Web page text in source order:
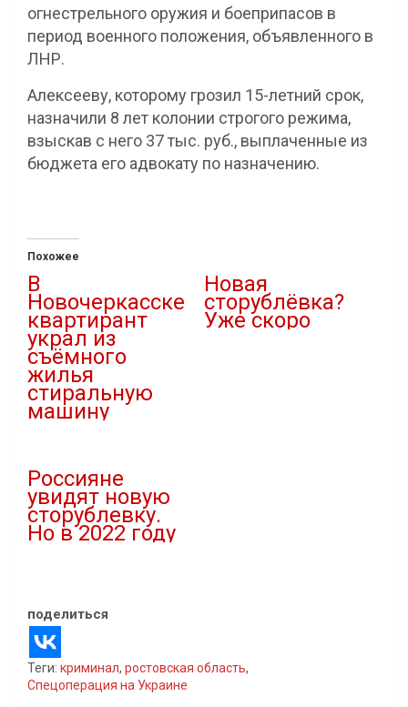
огнестрельного оружия и боеприпасов в
период военного положения, объявленного в
ЛНР.
Алексееву, которому грозил 15-летний срок,
назначили 8 лет колонии строгого режима,
взыскав с него 37 тыс. руб., выплаченные из
бюджета его адвокату по назначению.
Похожее
В
Новочеркасске
квартирант
украл из
съёмного
жилья
стиральную
машину
Новая
сторублёвка?
Уже скоро
Россияне
увидят новую
сторублевку.
Но в 2022 году
поделиться
Теги: криминал, ростовская область,
Спецоперация на Украине